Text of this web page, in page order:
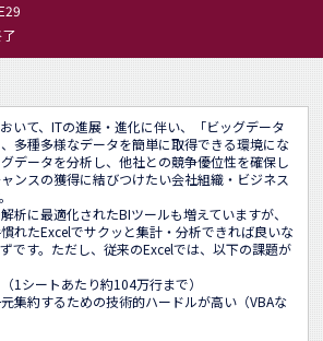
いて、ITの進展・進化に伴い、「ビッグデータ
多種多様なデータを簡単に取得できる環境にな
データを分析し、他社との競争優位性を確保し
ンスの獲得に結びつけたい会社組織・ビジネス
析に最適化されたBIツールも増えていますが、
れたExcelでサクッと集計・分析できれば良いな
です。ただし、従来のExcelでは、以下の課題が
1シートあたり約104万行まで）
集約するための技術的ハードルが高い（VBAな